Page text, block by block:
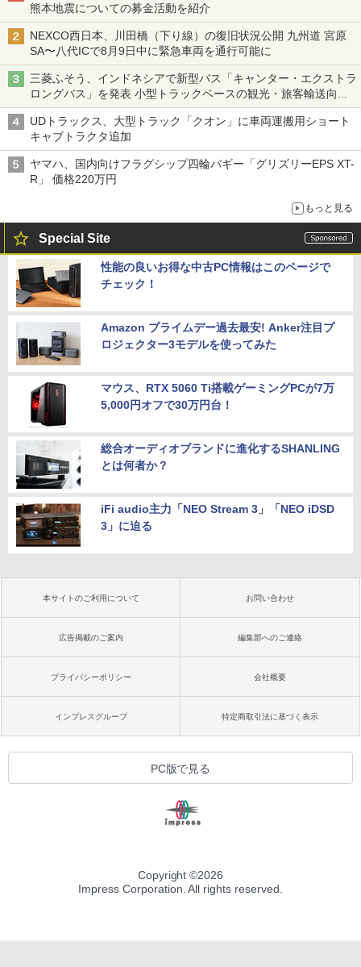
熊本地震についての募金活動を紹介
NEXCO西日本、川田橋（下り線）の復旧状況公開 九州道 宮原
SA〜八代ICで8月9日中に緊急車両を通行可能に
三菱ふそう、インドネシアで新型バス「キャンター・エクストラ
ロングバス」を発表 小型トラックベースの観光・旅客輸送向け
バス
UDトラックス、大型トラック「クオン」に車両運搬用ショート
キャブトラクタ追加
ヤマハ、国内向けフラグシップ四輪バギー「グリズリーEPS XT-
R」 価格220万円
もっと見る
Special Site
性能の良いお得な中古PC情報はこのページで
チェック！
Amazon プライムデー過去最安! Anker注目プ
ロジェクター3モデルを使ってみた
マウス、RTX 5060 Ti搭載ゲーミングPCが7万
5,000円オフで30万円台！
総合オーディオブランドに進化するSHANLING
とは何者か？
iFi audio主力「NEO Stream 3」「NEO iDSD
3」に迫る
本サイトのご利用について お問い合わせ
広告掲載のご案内 編集部へのご連絡
プライバシーポリシー 会社概要
インプレスグループ 特定商取引法に基づく表示
PC版で見る
Copyright ©2026
Impress Corporation. All rights reserved.